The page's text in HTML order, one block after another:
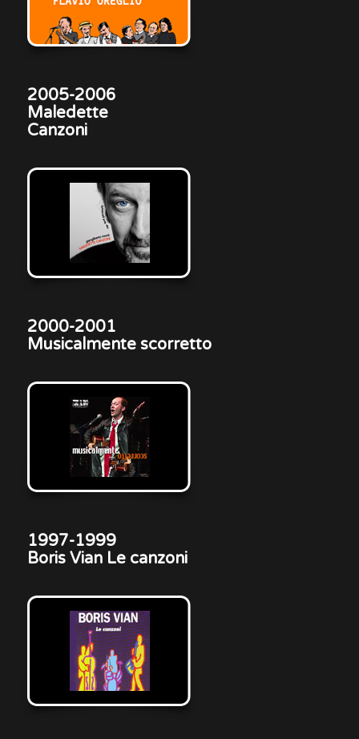
2005-2006
Maledette
Canzoni
2000-2001
Musicalmente scorretto
1997-1999
Boris Vian Le canzoni